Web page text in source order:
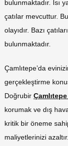
bulunmaktadır. Isı
çatılar mevcuttur.
olayıdır. Bazı
bulunmaktadır.
Çamlıtepe’da
gerçekleştirme
Doğrubir
korumak ve dış
kritik bir öneme
maliyetlerinizi